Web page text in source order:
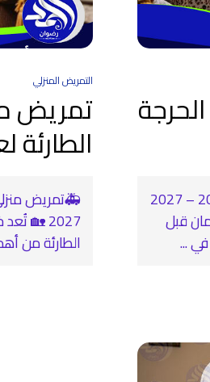
تمريض منزلي للحالات الحرجة لعام 2026 – 2027
قبل
...
التمريض المنزلي
تمريض
الطارئة لعام
2027 🏡
الطارئة من